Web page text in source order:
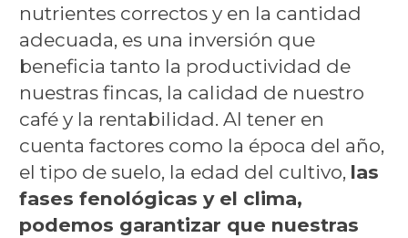
nutrientes correctos y en la cantidad
adecuada, es una inversión que
beneficia tanto la productividad de
nuestras fincas, la calidad de nuestro
café y la rentabilidad. Al tener en
cuenta factores como la época del año,
el tipo de suelo, la edad del cultivo, las
fases fenológicas y el clima,
podemos garantizar que nuestras